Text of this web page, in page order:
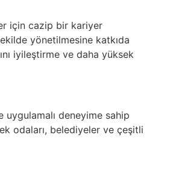
için cazip bir kariyer
yönetilmesine katkıda
iyileştirme ve daha yüksek
deneyime sahip
odaları, belediyeler ve çeşitli